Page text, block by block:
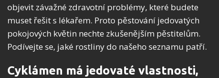
objevit závažné zdravotní problémy, které budete
muset řešit s lékařem. Proto pěstování jedovatých
pokojových květin nechte zkušenějším pěstitelům.
Podívejte se, jaké rostliny do našeho seznamu patří.
Cyklámen má jedovaté vlastnosti,